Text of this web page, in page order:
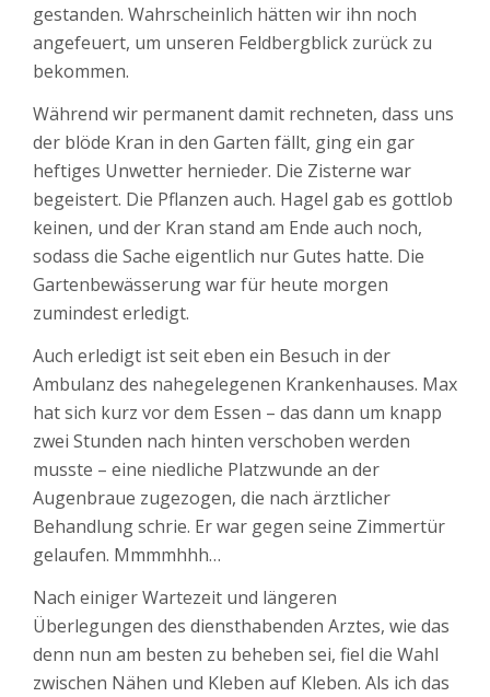
gestanden. Wahrscheinlich hätten wir ihn noch
angefeuert, um unseren Feldbergblick zurück zu
bekommen.
Während wir permanent damit rechneten, dass uns
der blöde Kran in den Garten fällt, ging ein gar
heftiges Unwetter hernieder. Die Zisterne war
begeistert. Die Pflanzen auch. Hagel gab es gottlob
keinen, und der Kran stand am Ende auch noch,
sodass die Sache eigentlich nur Gutes hatte. Die
Gartenbewässerung war für heute morgen
zumindest erledigt.
Auch erledigt ist seit eben ein Besuch in der
Ambulanz des nahegelegenen Krankenhauses. Max
hat sich kurz vor dem Essen – das dann um knapp
zwei Stunden nach hinten verschoben werden
musste – eine niedliche Platzwunde an der
Augenbraue zugezogen, die nach ärztlicher
Behandlung schrie. Er war gegen seine Zimmertür
gelaufen. Mmmmhhh…
Nach einiger Wartezeit und längeren
Überlegungen des diensthabenden Arztes, wie das
denn nun am besten zu beheben sei, fiel die Wahl
zwischen Nähen und Kleben auf Kleben. Als ich das